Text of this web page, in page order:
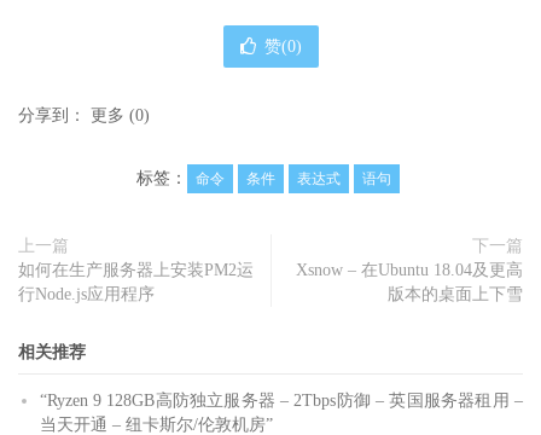
赞(0)
分享到： 更多 (0)
标签： 命令 条件 表达式 语句
上一篇
如何在生产服务器上安装PM2运
行Node.js应用程序
下一篇
Xsnow – 在Ubuntu 18.04及更高
版本的桌面上下雪
相关推荐
“Ryzen 9 128GB高防独立服务器 – 2Tbps防御 – 英国服务器租用 –
当天开通 – 纽卡斯尔/伦敦机房”